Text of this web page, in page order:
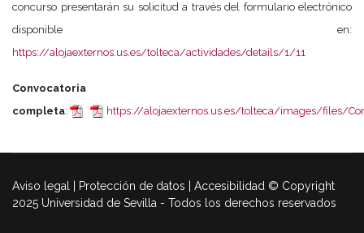
concurso presentarán su solicitud a través del formulario electrónico
disponible en:
https://alojaexternos.us.es/tolteca/actividades/details/1/11
Convocatoria
completa: https://alojaexternos.us.es/tolteca/images/files/
Aviso legal | Protección de datos | Accesibilidad © Copyright
2025 Universidad de Sevilla - Todos los derechos reservados